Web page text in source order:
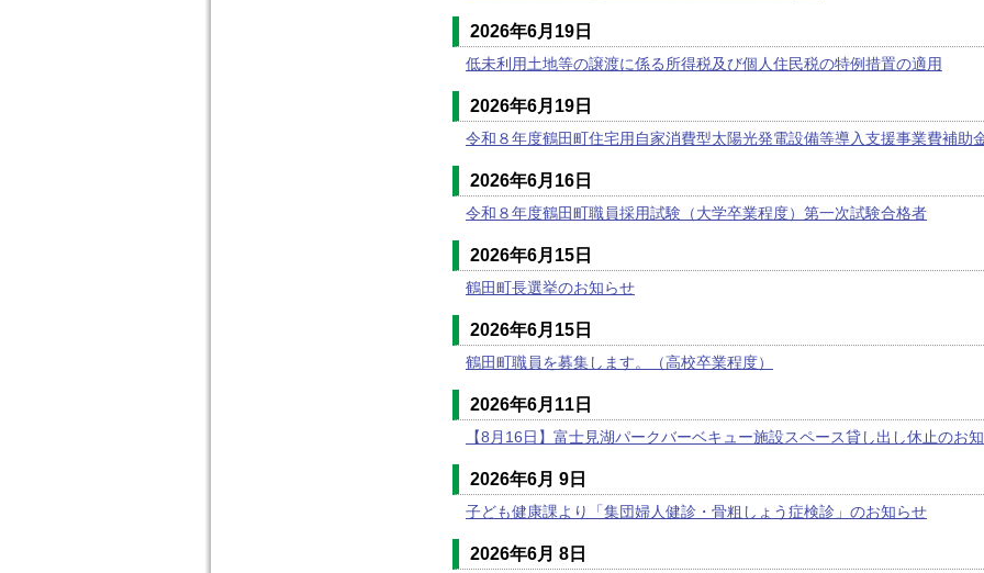
2026年6月19日
低未利用土地等の譲渡に係る所得税及び個人住民税の特例措置の適用
2026年6月19日
令和８年度鶴田町住宅用自家消費型太陽光発電設備等導入支援事業費補助
2026年6月16日
令和８年度鶴田町職員採用試験（大学卒業程度）第一次試験合格者
2026年6月15日
鶴田町長選挙のお知らせ
2026年6月15日
鶴田町職員を募集します。（高校卒業程度）
2026年6月11日
【8月16日】富士見湖パークバーベキュー施設スペース貸し出し休止のお
2026年6月 9日
子ども健康課より「集団婦人健診・骨粗しょう症検診」のお知らせ
2026年6月 8日